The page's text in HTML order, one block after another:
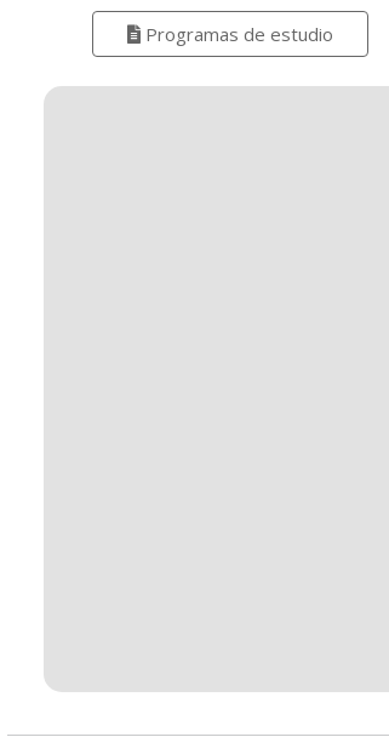
Programas de estudio